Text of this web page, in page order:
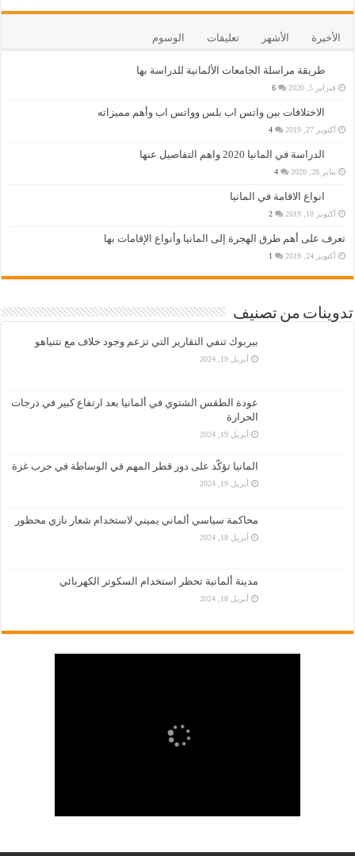
الأخيرة الأشهر تعليقات الوسوم
طريقة مراسلة الجامعات الألمانية للدراسة بها
فبراير 5, 2020 6
الاختلافات بين واتس اب بلس وواتس اب وأهم مميزاته
أكتوبر 27, 2019 4
الدراسة في المانيا 2020 واهم التفاصيل عنها
يناير 28, 2020 4
انواع الاقامة في المانيا
أكتوبر 10, 2019 2
تعرف على أهم طرق الهجرة إلى المانيا وأنواع الإقامات بها
أكتوبر 24, 2019 1
تدوينات من تصنيف
بيربوك تنفي التقارير التي تزعم وجود خلاف مع نتنياهو
أبريل 19, 2024
عودة الطقس الشتوي في ألمانيا بعد ارتفاع كبير في درجات
الحرارة
أبريل 19, 2024
المانيا تؤكّد على دور قطر المهم في الوساطة في حرب غزة
أبريل 19, 2024
محاكمة سياسي ألماني يميني لاستخدام شعار نازي محظور
أبريل 18, 2024
مدينة ألمانية تحظر استخدام السكوتر الكهربائي
أبريل 18, 2024